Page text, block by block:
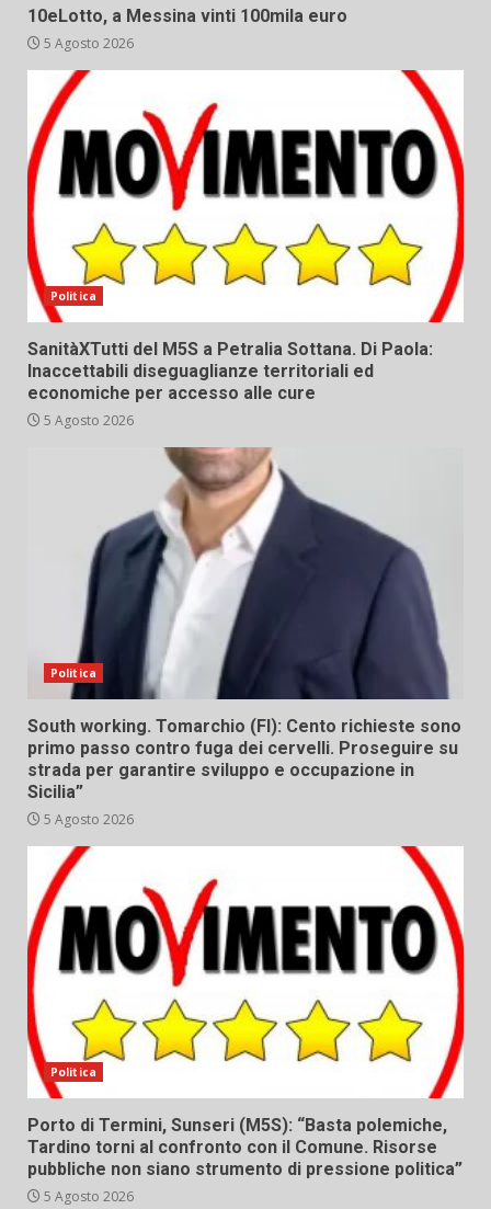
10eLotto, a Messina vinti 100mila euro
5 Agosto 2026
Politica
SanitàXTutti del M5S a Petralia Sottana. Di Paola:
Inaccettabili diseguaglianze territoriali ed
economiche per accesso alle cure
5 Agosto 2026
Politica
South working. Tomarchio (FI): Cento richieste sono
primo passo contro fuga dei cervelli. Proseguire su
strada per garantire sviluppo e occupazione in
Sicilia”
5 Agosto 2026
Politica
Porto di Termini, Sunseri (M5S): “Basta polemiche,
Tardino torni al confronto con il Comune. Risorse
pubbliche non siano strumento di pressione politica”
5 Agosto 2026